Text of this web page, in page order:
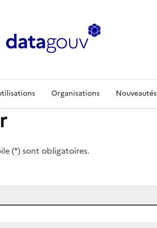
Organisations Nouveautés
(*) sont obligatoires.